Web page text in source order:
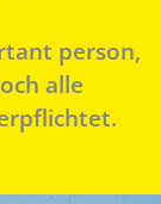
person,
alle